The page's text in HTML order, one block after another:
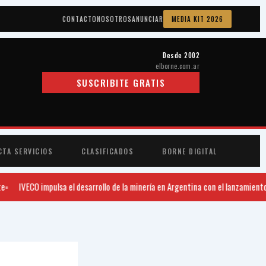
CONTACTONOSOTROSANUNCIAR MEDIA KIT 2026
Desde 2002
elborne.com.ar
SUSCRIBITE GRATIS
SERVICIOS CLASIFICADOS BORNE DIGITAL
IVECO impulsa el desarrollo de la minería en Argentina con el